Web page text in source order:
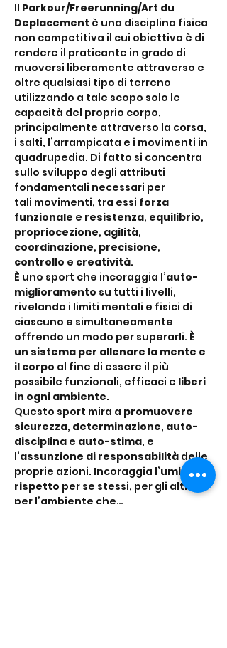
Il Parkour/Freerunning/Art du
Deplacement è una disciplina fisica
non competitiva il cui obiettivo è di
rendere il praticante in grado di
muoversi liberamente attraverso e
oltre qualsiasi tipo di terreno
utilizzando a tale scopo solo le
capacità del proprio corpo,
principalmente attraverso la corsa,
i salti, l’arrampicata e i movimenti in
quadrupedia. Di fatto si concentra
sullo sviluppo degli attributi
fondamentali necessari per
tali movimenti, tra essi forza
funzionale e resistenza, equilibrio,
propriocezione, agilità,
coordinazione, precisione,
controllo e creatività.
È uno sport che incoraggia l’auto-
miglioramento su tutti i livelli,
rivelando i limiti mentali e fisici di
ciascuno e simultaneamente
offrendo un modo per superarli. È
un sistema per allenare la mente e
il corpo al fine di essere il più
possibile funzionali, efficaci e liberi
in ogni ambiente.
Questo sport mira a promuovere
sicurezza, determinazione, auto-
disciplina e auto-stima, e
l’assunzione di responsabilità delle
proprie azioni. Incoraggia l’umiltà, il
rispetto per se stessi, per gli altri e
per l’ambiente che…